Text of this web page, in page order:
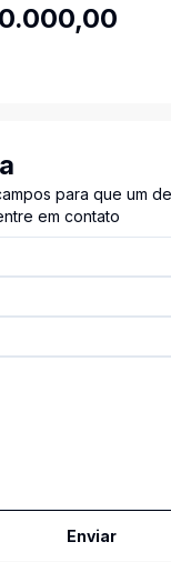
para que um
em contato
Enviar